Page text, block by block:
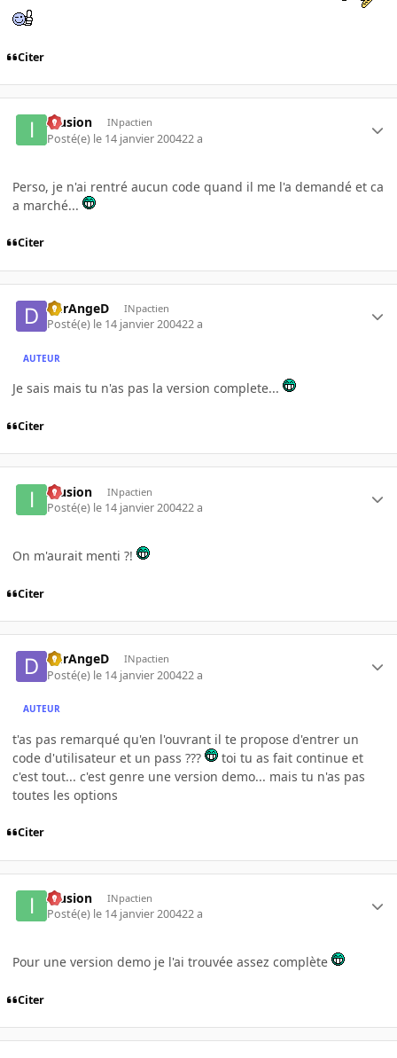
Citer
Illusion INpactien
Posté(e) le 14 janvier 200422 a
Perso, je n'ai rentré aucun code quand il me l'a demandé et ca
a marché...
Citer
DErAngeD INpactien
Posté(e) le 14 janvier 200422 a
AUTEUR
Je sais mais tu n'as pas la version complete...
Citer
Illusion INpactien
Posté(e) le 14 janvier 200422 a
On m'aurait menti ?!
Citer
DErAngeD INpactien
Posté(e) le 14 janvier 200422 a
AUTEUR
t'as pas remarqué qu'en l'ouvrant il te propose d'entrer un
code d'utilisateur et un pass ???
toi tu as fait continue et
c'est tout... c'est genre une version demo... mais tu n'as pas
toutes les options
Citer
Illusion INpactien
Posté(e) le 14 janvier 200422 a
Pour une version demo je l'ai trouvée assez complète
Citer